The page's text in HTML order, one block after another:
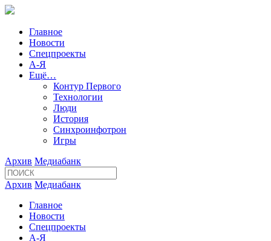
Главное
Новости
Спецпроекты
А-Я
Ещё…
Контур Первого
Технологии
Люди
История
Синхроинфотрон
Игры
Архив Медиабанк
Архив Медиабанк
Главное
Новости
Спецпроекты
А-Я